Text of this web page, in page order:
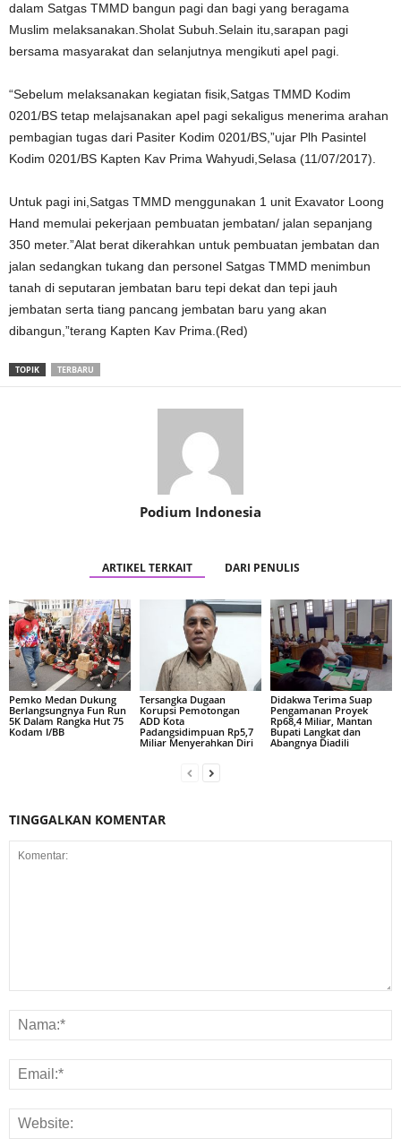
dalam Satgas TMMD bangun pagi dan bagi yang beragama
Muslim melaksanakan.Sholat Subuh.Selain itu,sarapan pagi
bersama masyarakat dan selanjutnya mengikuti apel pagi.
“Sebelum melaksanakan kegiatan fisik,Satgas TMMD Kodim
0201/BS tetap melajsanakan apel pagi sekaligus menerima arahan
pembagian tugas dari Pasiter Kodim 0201/BS,”ujar Plh Pasintel
Kodim 0201/BS Kapten Kav Prima Wahyudi,Selasa (11/07/2017).
Untuk pagi ini,Satgas TMMD menggunakan 1 unit Exavator Loong
Hand memulai pekerjaan pembuatan jembatan/ jalan sepanjang
350 meter.”Alat berat dikerahkan untuk pembuatan jembatan dan
jalan sedangkan tukang dan personel Satgas TMMD menimbun
tanah di seputaran jembatan baru tepi dekat dan tepi jauh
jembatan serta tiang pancang jembatan baru yang akan
dibangun,”terang Kapten Kav Prima.(Red)
TOPIK TERBARU
Podium Indonesia
ARTIKEL TERKAIT DARI PENULIS
Pemko Medan Dukung
Berlangsungnya Fun Run
5K Dalam Rangka Hut 75
Kodam I/BB
Tersangka Dugaan
Korupsi Pemotongan
ADD Kota
Padangsidimpuan Rp5,7
Miliar Menyerahkan Diri
Didakwa Terima Suap
Pengamanan Proyek
Rp68,4 Miliar, Mantan
Bupati Langkat dan
Abangnya Diadili
TINGGALKAN KOMENTAR